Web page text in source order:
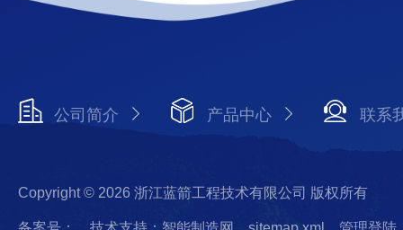
公司简介 产品中心 联系
Copyright © 2026 浙江蓝箭工程技术有限公司 版权所有